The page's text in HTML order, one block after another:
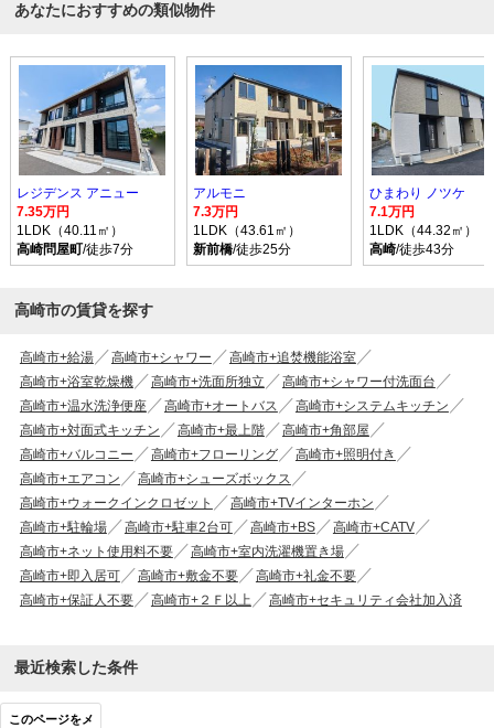
あなたにおすすめの類似物件
レジデンス アニュー
7.35万円
1LDK（40.11㎡）
高崎問屋町/徒歩7分
アルモニ
7.3万円
1LDK（43.61㎡）
新前橋/徒歩25分
ひまわり ノツケ
7.1万円
1LDK（44.32㎡）
高崎/徒歩43分
高崎市の賃貸を探す
高崎市+給湯 高崎市+シャワー
高崎市+追焚機能浴室
高崎市+浴室乾燥機
高崎市+洗面所独立
高崎市+シャワー付洗面台
高崎市+温水洗浄便座
高崎市+オートバス
高崎市+システムキッチン
高崎市+対面式キッチン
高崎市+最上階
高崎市+角部屋
高崎市+バルコニー
高崎市+フローリング
高崎市+照明付き
高崎市+エアコン
高崎市+シューズボックス
高崎市+ウォークインクロゼット
高崎市+TVインターホン
高崎市+駐輪場
高崎市+駐車2台可 高崎市+BS
高崎市+CATV
高崎市+ネット使用料不要
高崎市+室内洗濯機置き場
高崎市+即入居可
高崎市+敷金不要
高崎市+礼金不要
高崎市+保証人不要
高崎市+２Ｆ以上 高崎市+セキュリティ会社加入済
最近検索した条件
このページをメ